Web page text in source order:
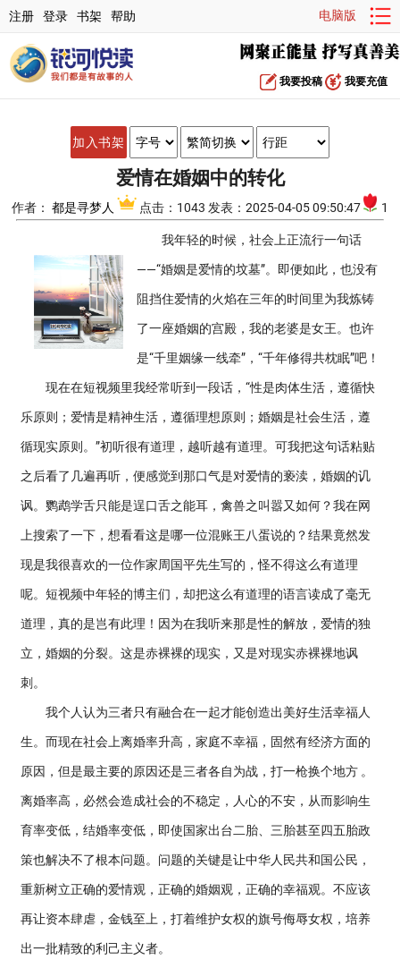
注册 登录 书架 帮助 电脑版
我要投稿 我要充值
加入书架
爱情在婚姻中的转化
作者： 都是寻梦人 点击：1043 发表：2025-04-05 09:50:47 1
我年轻的时候，社会上正流行一句话
——“婚姻是爱情的坟墓”。即便如此，也没有
阻挡住爱情的火焰在三年的时间里为我炼铸
了一座婚姻的宫殿，我的老婆是女王。也许
是“千里姻缘一线牵”，“千年修得共枕眠”吧！
现在在短视频里我经常听到一段话，“性是肉体生活，遵循快
乐原则；爱情是精神生活，遵循理想原则；婚姻是社会生活，遵
循现实原则。”初听很有道理，越听越有道理。可我把这句话粘贴
之后看了几遍再听，便感觉到那口气是对爱情的亵渎，婚姻的讥
讽。鹦鹉学舌只能是逞口舌之能耳，禽兽之叫嚣又如何？我在网
上搜索了一下，想看看这是哪一位混账王八蛋说的？结果竟然发
现是我很喜欢的一位作家周国平先生写的，怪不得这么有道理
呢。短视频中年轻的博主们，却把这么有道理的语言读成了毫无
道理，真的是岂有此理！因为在我听来那是性的解放，爱情的独
立，婚姻的分裂。这是赤裸裸的现实，又是对现实赤裸裸地讽
刺。
我个人认为三者只有融合在一起才能创造出美好生活幸福人
生。而现在社会上离婚率升高，家庭不幸福，固然有经济方面的
原因，但是最主要的原因还是三者各自为战，打一枪换个地方 。
离婚率高，必然会造成社会的不稳定，人心的不安，从而影响生
育率变低，结婚率变低，即使国家出台二胎、三胎甚至四五胎政
策也解决不了根本问题。问题的关键是让中华人民共和国公民，
重新树立正确的爱情观，正确的婚姻观，正确的幸福观。不应该
再让资本肆虐，金钱至上，打着维护女权的旗号侮辱女权，培养
出一批精致的利己主义者。